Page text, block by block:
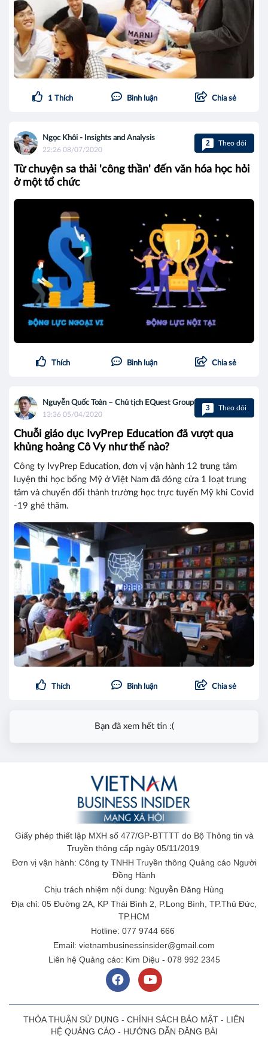
1 Thích Bình luận Chia sẻ
Ngọc Khôi - Insights and Analysis
22:26 08/07/2020
2 Theo dõi
Từ chuyện sa thải 'công thần' đến văn hóa học hỏi
ở một tổ chức
Thích Bình luận Chia sẻ
Nguyễn Quốc Toàn – Chủ tịch EQuest Group
13:36 05/04/2020
3 Theo dõi
Chuỗi giáo dục IvyPrep Education đã vượt qua
khủng hoảng Cô Vy như thế nào?
Công ty IvyPrep Education, đơn vị vận hành 12 trung tâm
luyện thi học bổng Mỹ ở Việt Nam đã đóng cửa 1 loạt trung
tâm và chuyển đổi thành trường học trực tuyến Mỹ khi Covid
-19 ghé thăm.
Thích Bình luận Chia sẻ
Bạn đã xem hết tin :(
Giấy phép thiết lập MXH số 477/GP-BTTTT do Bộ Thông tin và
Truyền thông cấp ngày 05/11/2019
Đơn vị vận hành: Công ty TNHH Truyền thông Quảng cáo Người
Đồng Hành
Chịu trách nhiệm nội dung: Nguyễn Đăng Hùng
Địa chỉ: 05 Đường 2A, KP Thái Bình 2, P.Long Bình, TP.Thủ Đức,
TP.HCM
Hotline: 077 9744 666
Email: vietnambusinessinsider@gmail.com
Liên hệ Quảng cáo: Kim Diệu - 078 992 2345
THỎA THUẬN SỬ DỤNG - CHÍNH SÁCH BẢO MẬT - LIÊN
HỆ QUẢNG CÁO- HƯỚNG DẪN ĐĂNG BÀI